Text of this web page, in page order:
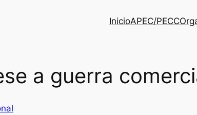
InicioAPEC/PECC
a guerra